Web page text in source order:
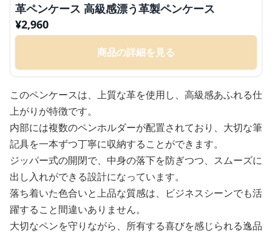
革ペンケース 高級感漂う革製ペンケース
¥2,960
商品の詳細を見る
このペンケースは、上質な革を使用し、高級感あふれる仕
上がりが特徴です。
内部には複数のペンホルダーが配置されており、大切な筆
記具を一本ずつ丁寧に収納することができます。
ジッパー式の開閉で、中身の落下を防ぎつつ、スムーズに
出し入れができる設計になっています。
落ち着いた色合いと上品な質感は、ビジネスシーンでも活
躍すること間違いありません。
大切なペンを守りながら、所有する喜びを感じられる逸品